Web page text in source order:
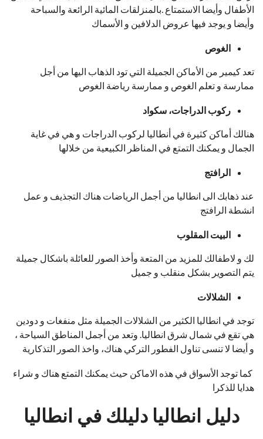
الأطفال وأيضا الاستمتاع .بالمنزلقات المائية الرائعة والسباحة
وأيضا و يوجد فيها عروض الدلافين و الأسماك
الغوص
تعد كيمير من الأماكن الجميلة التي تود الذهاب اليها من أجل
ممارسة و تعلم الغوص و ممارسة رياضة الغوص
ركوب الدراجات، سكواد
هنالك أماكن كثيرة في أنطاليا لركوب الدراجات و هي في غاية
الجمال و يمكنك التمتع في المناظر الكبيعية من خلالها
الرافتج
عند ذهابك الى انطاليا من أجمل الرياضات هناك التجذيف و عمل
انشطة الرافتج
البيت المقلوب
لك و لاطفالك للمزيد من المتعة وأخذ الصور للعائلة باشكال جميلة
يتم التصوير بشكل منقلب و جميل
الشلالات
توجد في انطاليا الكثير من الشلالات الجميلة مثل منفغات و دودين
هي تقع في شمال شرق انطاليا. وتعد من أجمل المناطق السياحة ،
و أيضا لا تنسى تناول الفطور التركي هناك، واخذ الصور التذكارية
كما توجد الأسواق في هذه الاماكن حيث يمكنك التمتع هناك و شراء
هدايا للذكرا
دليل انطاليا دليلك في انطاليا